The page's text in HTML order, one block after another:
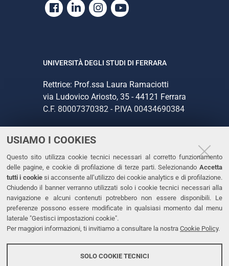
USIAMO I COOKIES
Questo sito utilizza cookie tecnici necessari al corretto funzionamento
delle pagine, e cookie di profilazione di terze parti. Selezionando Accetta
tutti i cookiesi acconsente all’utilizzo dei cookie analytics e di profilazione.
Chiudendo il banner verranno utilizzati solo i cookie tecnici necessari alla
navigazione e alcuni contenuti potrebbero non essere disponibili. Le
preferenze possono essere modificate in qualsiasi momento dal menu
laterale "Gestisci impostazioni cookie".
Per maggiori informazioni, ti invitiamo a consultare la nostra Cookie Policy.
SOLO COOKIE TECNICI
Facebook
LinkedinInstagram
Youtube
UNIVERSITÀ DEGLI STUDI DI FERRARA
Rettrice: Prof.ssa Laura Ramaciotti
via Ludovico Ariosto, 35 - 44121 Ferrara
C.F. 80007370382 - P.IVA 00434690384
CONTATTI
Tel. +39 0532 293111
Fax. +39 0532 293031
PEC
LINKS
Dichiarazione di accessibilità